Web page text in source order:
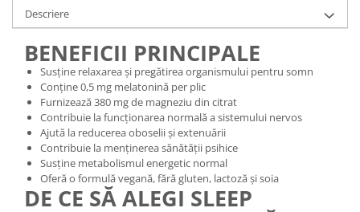
Deodorante
Mâini și Unghii
Creme mâini
Tratamente unghii
Cosmetice coreene
Beauty of Joseon
PETITFEE
Mary & May
COSRX
BIODANCE
Palmier pitic
Proteine din zer (Whey Protein)
Quercetin
Resveratrol
Scortisoara
Seleniu
Seminte de in
Descriere
BENEFICII PRINCIPALE
Susține relaxarea și pregătirea organismului pentru somn
Conține 0,5 mg melatonină per plic
Furnizează 380 mg de magneziu din citrat
Contribuie la funcționarea normală a sistemului nervos
Ajută la reducerea oboselii și extenuării
Contribuie la menținerea sănătății psihice
Susține metabolismul energetic normal
Oferă o formulă vegană, fără gluten, lactoză și soia
DE CE SĂ ALEGI SLEEP